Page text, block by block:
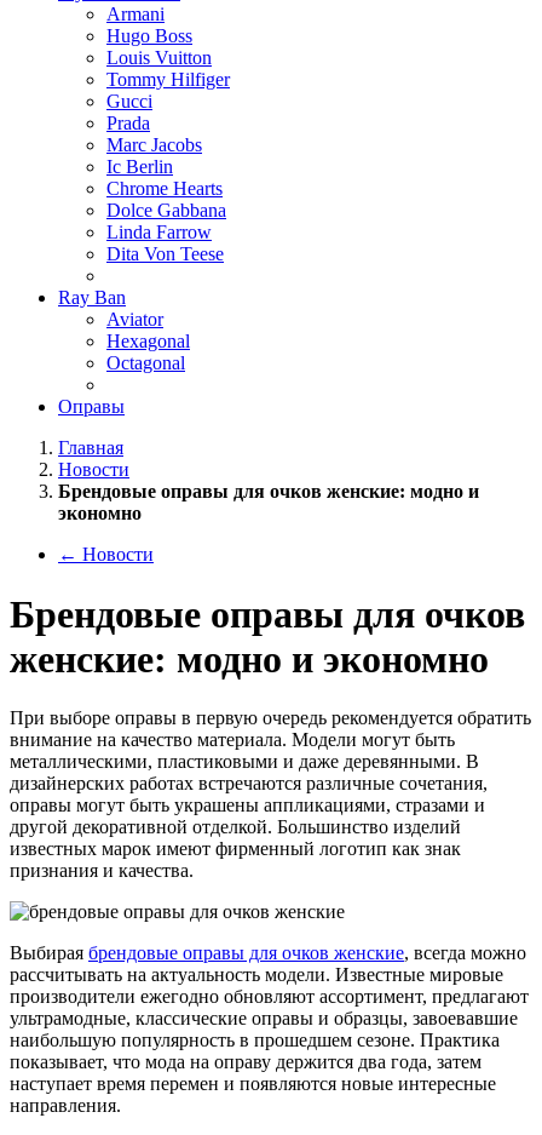
Armani
Hugo Boss
Louis Vuitton
Tommy Hilfiger
Gucci
Prada
Marc Jacobs
Ic Berlin
Chrome Hearts
Dolce Gabbana
Linda Farrow
Dita Von Teese
Ray Ban
Aviator
Hexagonal
Octagonal
Оправы
Главная
Новости
Брендовые оправы для очков женские: модно и
экономно
← Новости
Брендовые оправы для очков
женские: модно и экономно
При выборе оправы в первую очередь рекомендуется обратить
внимание на качество материала. Модели могут быть
металлическими, пластиковыми и даже деревянными. В
дизайнерских работах встречаются различные сочетания,
оправы могут быть украшены аппликациями, стразами и
другой декоративной отделкой. Большинство изделий
известных марок имеют фирменный логотип как знак
признания и качества.
Выбирая брендовые оправы для очков женские, всегда можно
рассчитывать на актуальность модели. Известные мировые
производители ежегодно обновляют ассортимент, предлагают
ультрамодные, классические оправы и образцы, завоевавшие
наибольшую популярность в прошедшем сезоне. Практика
показывает, что мода на оправу держится два года, затем
наступает время перемен и появляются новые интересные
направления.